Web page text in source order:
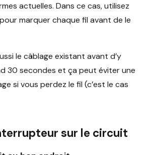
actuelles. Dans ce cas, utilisez
marquer chaque fil avant de le
le câblage existant avant d’y
30 secondes et ça peut éviter une
si vous perdez le fil (c’est le cas
sur le circuit